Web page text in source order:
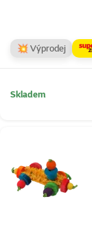
💥 Výprodej
Skladem